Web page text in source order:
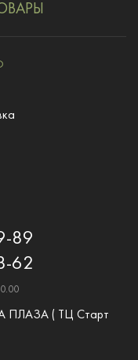
89
62
ПЛАЗА ( ТЦ Старт